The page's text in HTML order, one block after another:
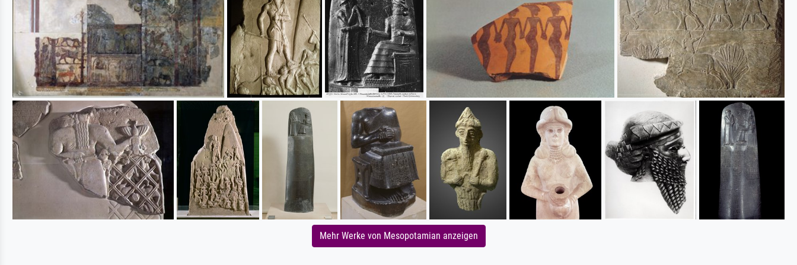
Mehr Werke von Mesopotamian anzeigen